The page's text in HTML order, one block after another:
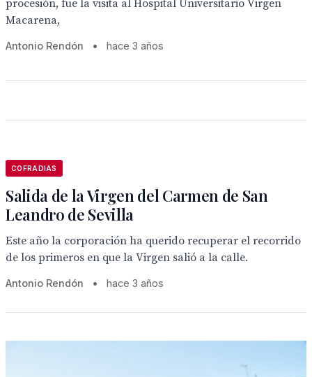
procesión, fue la visita al Hospital Universitario Virgen
Macarena,
Antonio Rendón • hace 3 años
COFRADIAS
Salida de la Virgen del Carmen de San
Leandro de Sevilla
Este año la corporación ha querido recuperar el recorrido
de los primeros en que la Virgen salió a la calle.
Antonio Rendón • hace 3 años